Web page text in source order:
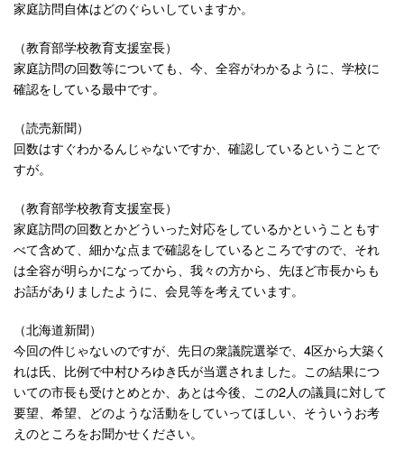
家庭訪問自体はどのぐらいしていますか。
（教育部学校教育支援室長）
家庭訪問の回数等についても、今、全容がわかるように、学校に
確認をしている最中です。
（読売新聞）
回数はすぐわかるんじゃないですか、確認しているということで
すが。
（教育部学校教育支援室長）
家庭訪問の回数とかどういった対応をしているかということもす
べて含めて、細かな点まで確認をしているところですので、それ
は全容が明らかになってから、我々の方から、先ほど市長からも
お話がありましたように、会見等を考えています。
（北海道新聞）
今回の件じゃないのですが、先日の衆議院選挙で、4区から大築く
れは氏、比例で中村ひろゆき氏が当選されました。この結果につ
いての市長も受けとめとか、あとは今後、この2人の議員に対して
要望、希望、どのような活動をしていってほしい、そういうお考
えのところをお聞かせください。